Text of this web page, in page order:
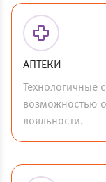
АПТЕКИ
Технологичные
возможностью
лояльности.